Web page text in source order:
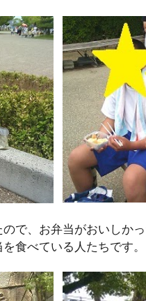
で、お弁当がおいしか
食べている人たちです